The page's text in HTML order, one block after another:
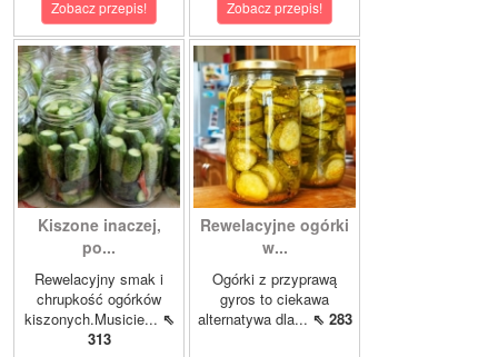
Zobacz przepis! Zobacz przepis!
Kiszone inaczej,
po...
Rewelacyjny smak i
chrupkość ogórków
kiszonych.Musicie... ⇖
313
Rewelacyjne ogórki
w...
Ogórki z przyprawą
gyros to ciekawa
alternatywa dla... ⇖ 283